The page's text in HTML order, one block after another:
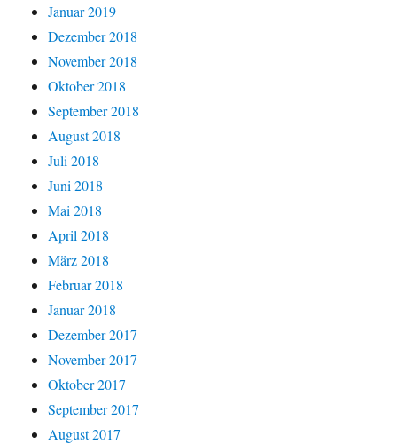
Januar 2019
Dezember 2018
November 2018
Oktober 2018
September 2018
August 2018
Juli 2018
Juni 2018
Mai 2018
April 2018
März 2018
Februar 2018
Januar 2018
Dezember 2017
November 2017
Oktober 2017
September 2017
August 2017